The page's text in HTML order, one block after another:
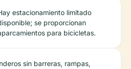
estacionamiento limitado
se proporcionan
para bicicletas.
sin barreras, rampas,